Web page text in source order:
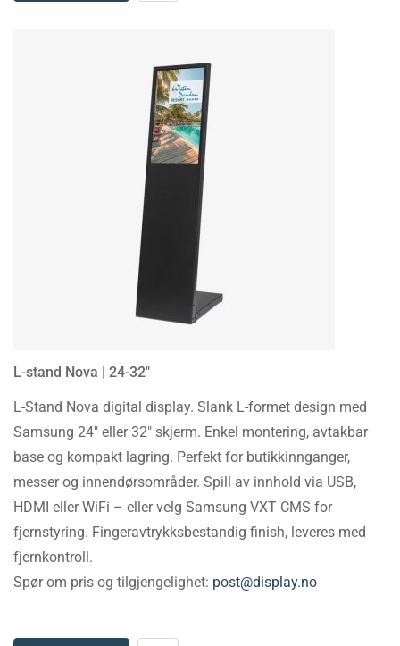
L-stand Nova | 24-32″
L-Stand Nova digital display. Slank L-formet design med
Samsung 24″ eller 32″ skjerm. Enkel montering, avtakbar
base og kompakt lagring. Perfekt for butikkinnganger,
messer og innendørsområder. Spill av innhold via USB,
HDMI eller WiFi – eller velg Samsung VXT CMS for
fjernstyring. Fingeravtrykksbestandig finish, leveres med
fjernkontroll.
Spør om pris og tilgjengelighet: post@display.no